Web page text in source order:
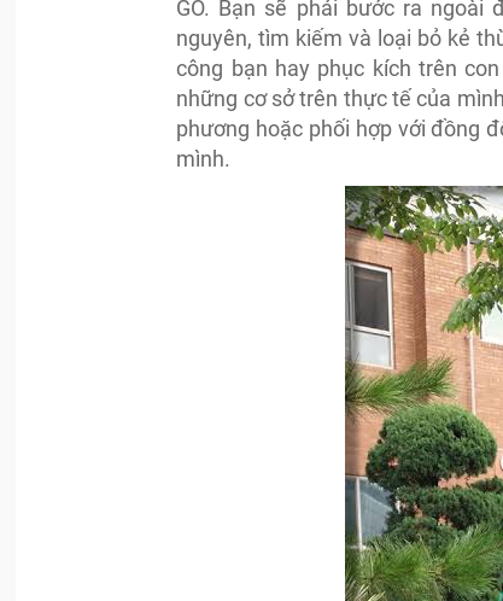
GO. Bạn sẽ phải bước ra ngoài
nguyên, tìm kiếm và loại bỏ kẻ
công bạn hay phục kích trên
những cơ sở trên thực tế của
phương hoặc phối hợp với đồng
mình.